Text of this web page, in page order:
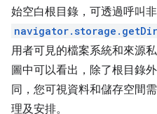
始空白根目錄，可透過呼叫
用者可見的檔案系統和來源
圖中可以看出，除了根目錄
同，您可視資料和儲存空間
理及安排。